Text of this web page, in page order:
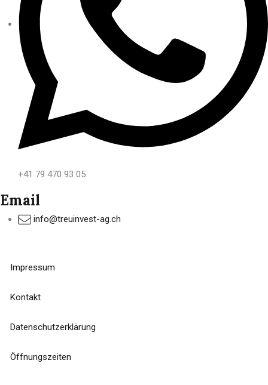
+41 79 470 93 05
Email
info@treuinvest-ag.ch
Impressum
Kontakt
Datenschutzerklärung
Öffnungszeiten